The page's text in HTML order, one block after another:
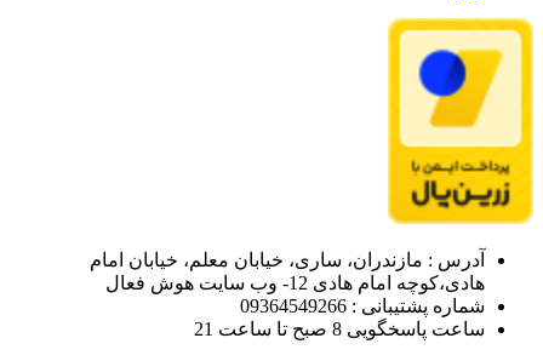
آدرس : مازندران، ساری، خیابان معلم، خیابان امام
هادی،کوچه امام هادی 12- وب سایت هوش فعال
شماره پشتیبانی : 09364549266
ساعت پاسخگویی 8 صبح تا ساعت 21